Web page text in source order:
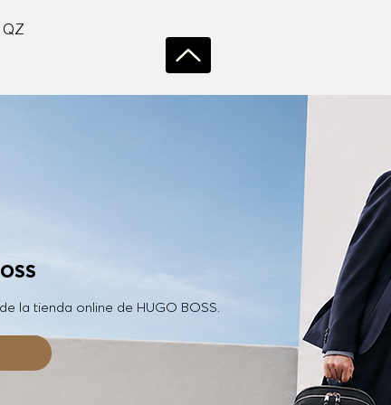
QZ
la tienda online de HUGO BOSS.